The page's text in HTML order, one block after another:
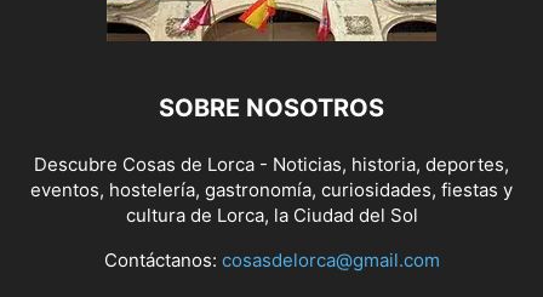
SOBRE NOSOTROS
Descubre Cosas de Lorca - Noticias, historia, deportes,
eventos, hostelería, gastronomía, curiosidades, fiestas y
cultura de Lorca, la Ciudad del Sol
Contáctanos: cosasdelorca@gmail.com